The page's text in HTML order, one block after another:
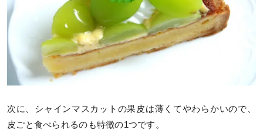
次に、シャインマスカットの果皮は薄くてやわらかいので、
皮ごと食べられるのも特徴の1つです。